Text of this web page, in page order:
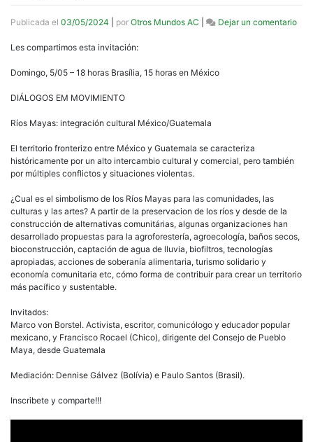
Publicada el 03/05/2024 por Otros Mundos AC Dejar un comentarioen
Les compartimos esta invitación:
Domingo, 5/05 – 18 horas Brasília, 15 horas en México
DIÁLOGOS EM MOVIMIENTO
Ríos Mayas: integración cultural México/Guatemala
El territorio fronterizo entre México y Guatemala se caracteriza
históricamente por un alto intercambio cultural y comercial, pero también
por múltiples conflictos y situaciones violentas.
¿Cual es el simbolismo de los Ríos Mayas para las comunidades, las
culturas y las artes? A partir de la preservacion de los ríos y desde de la
construcción de alternativas comunitárias, algunas organizaciones han
desarrollado propuestas para la agroforestería, agroecología, baños secos,
bioconstrucción, captación de agua de lluvia, biofiltros, tecnologías
apropiadas, acciones de soberanía alimentaria, turismo solidario y
economía comunitaria etc, cómo forma de contribuir para crear un territorio
más pacífico y sustentable.
Invitados:
Marco von Borstel. Activista, escritor, comunicólogo y educador popular
mexicano, y Francisco Rocael (Chico), dirigente del Consejo de Pueblo
Maya, desde Guatemala
Mediación: Dennise Gálvez (Bolívia) e Paulo Santos (Brasil).
Inscribete y comparte!!!